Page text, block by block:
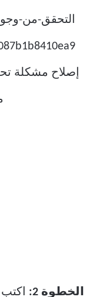
الخطوة 2: